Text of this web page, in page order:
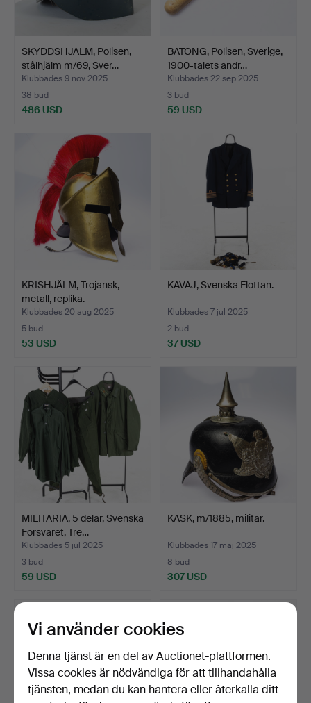
SKYDDSHJÄLM, Polisen,
stålhjälm m/69, Sver…
Klubbades 9 nov 2025
38 bud
486 USD
BATONG, Polisen, Sverige,
1900-talets andr…
Klubbades 22 sep 2025
3 bud
59 USD
KRISHJÄLM, Trojansk,
metall, replika.
Klubbades 20 aug 2025
5 bud
53 USD
KAVAJ, Svenska Flottan.
Klubbades 7 jul 2025
2 bud
37 USD
MILITARIA, 5 delar, Svenska
Försvaret, Tre…
Klubbades 5 jul 2025
3 bud
59 USD
KASK, m/1885, militär.
Klubbades 17 maj 2025
8 bud
307 USD
Vi använder cookies
Denna tjänst är en del av Auctionet-plattformen.
Vissa cookies är nödvändiga för att tillhandahålla
tjänsten, medan du kan hantera eller återkalla ditt